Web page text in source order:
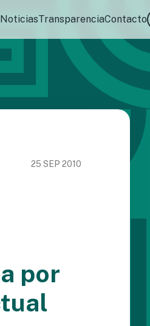
NoticiasTransparenciaContacto
25 SEP 2010
por